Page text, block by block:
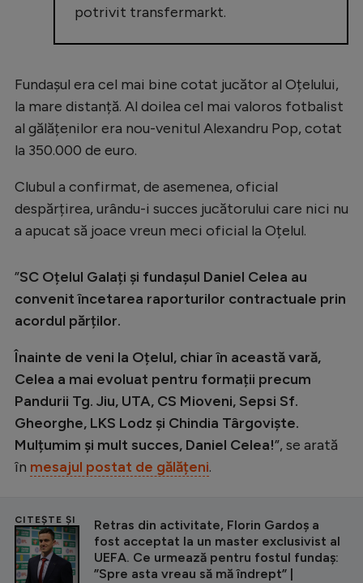
potrivit transfermarkt.
Fundașul era cel mai bine cotat jucător al Oțelului,
la mare distanță. Al doilea cel mai valoros fotbalist
al gălățenilor era nou-venitul Alexandru Pop, cotat
la 350.000 de euro.
Clubul a confirmat, de asemenea, oficial
despărțirea, urându-i succes jucătorului care nici nu
a apucat să joace vreun meci oficial la Oțelul.
”SC Oțelul Galați și fundașul Daniel Celea au
convenit încetarea raporturilor contractuale prin
acordul părților.
Înainte de veni la Oțelul, chiar în această vară,
Celea a mai evoluat pentru formații precum
Pandurii Tg. Jiu, UTA, CS Mioveni, Sepsi Sf.
Gheorghe, LKS Lodz și Chindia Târgoviște.
Mulțumim și mult succes, Daniel Celea!”, se arată
în mesajul postat de gălățeni.
CITEȘTE ȘI
Retras din activitate, Florin Gardoș a
fost acceptat la un master exclusivist al
UEFA. Ce urmează pentru fostul fundaș:
”Spre asta vreau să mă îndrept” |